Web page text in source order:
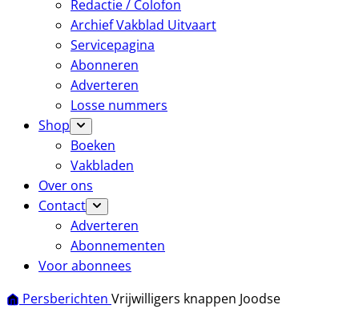
Redactie / Colofon
Archief Vakblad Uitvaart
Servicepagina
Abonneren
Adverteren
Losse nummers
Shop
Boeken
Vakbladen
Over ons
Contact
Adverteren
Abonnementen
Voor abonnees
Persberichten Vrijwilligers knappen Joodse